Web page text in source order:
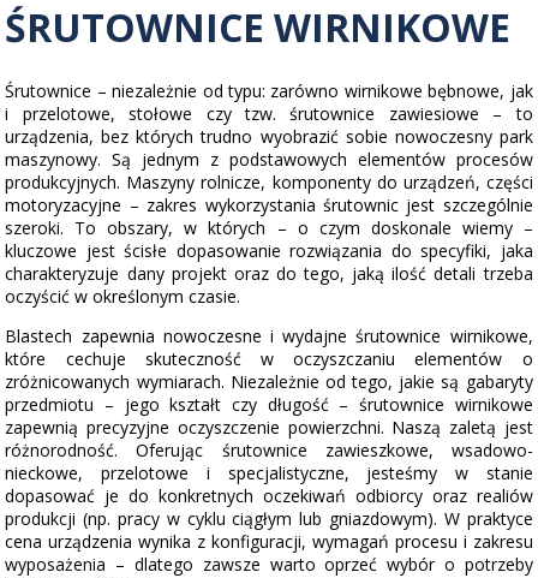
Śrutownice specjalistyczne
KOMPRESORY
Kompresory RS
Kompresory RS - Direkt
Kompresory bezolejowe
Doprężacze RS-M
LINIE TECHNOLOGICZNE
Przygotowanie powierzchni
Transport technologiczny
ZASTOSOWANIE
ŚRUTOWNICE WIRNIKOWE
Śrutownice – niezależnie od typu: zarówno wirnikowe bębnowe, jak
i przelotowe, stołowe czy tzw. śrutownice zawiesiowe – to
urządzenia, bez których trudno wyobrazić sobie nowoczesny park
maszynowy. Są jednym z podstawowych elementów procesów
produkcyjnych. Maszyny rolnicze, komponenty do urządzeń, części
motoryzacyjne – zakres wykorzystania śrutownic jest szczególnie
szeroki. To obszary, w których – o czym doskonale wiemy –
kluczowe jest ścisłe dopasowanie rozwiązania do specyfiki, jaka
charakteryzuje dany projekt oraz do tego, jaką ilość detali trzeba
oczyścić w określonym czasie.
Blastech zapewnia nowoczesne i wydajne śrutownice wirnikowe,
które cechuje skuteczność w oczyszczaniu elementów o
zróżnicowanych wymiarach. Niezależnie od tego, jakie są gabaryty
przedmiotu – jego kształt czy długość – śrutownice wirnikowe
zapewnią precyzyjne oczyszczenie powierzchni. Naszą zaletą jest
różnorodność. Oferując śrutownice zawieszkowe, wsadowo-
nieckowe, przelotowe i specjalistyczne, jesteśmy w stanie
dopasować je do konkretnych oczekiwań odbiorcy oraz realiów
produkcji (np. pracy w cyklu ciągłym lub gniazdowym). W praktyce
cena urządzenia wynika z konfiguracji, wymagań procesu i zakresu
wyposażenia – dlatego zawsze warto oprzeć wybór o potrzeby